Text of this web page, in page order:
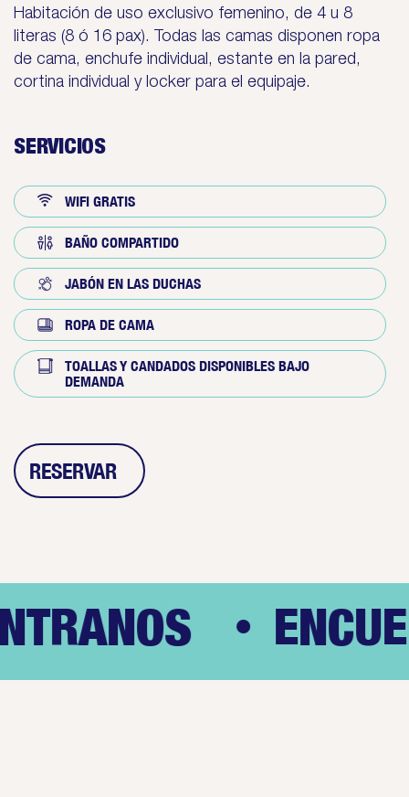
Habitación de uso exclusivo femenino, de 4 u 8
literas (8 ó 16 pax). Todas las camas disponen ropa
de cama, enchufe individual, estante en la pared,
cortina individual y locker para el equipaje.
SERVICIOS
WIFI GRATIS
BAÑO COMPARTIDO
JABÓN EN LAS DUCHAS
ROPA DE CAMA
TOALLAS Y CANDADOS DISPONIBLES BAJO
DEMANDA
RESERVAR